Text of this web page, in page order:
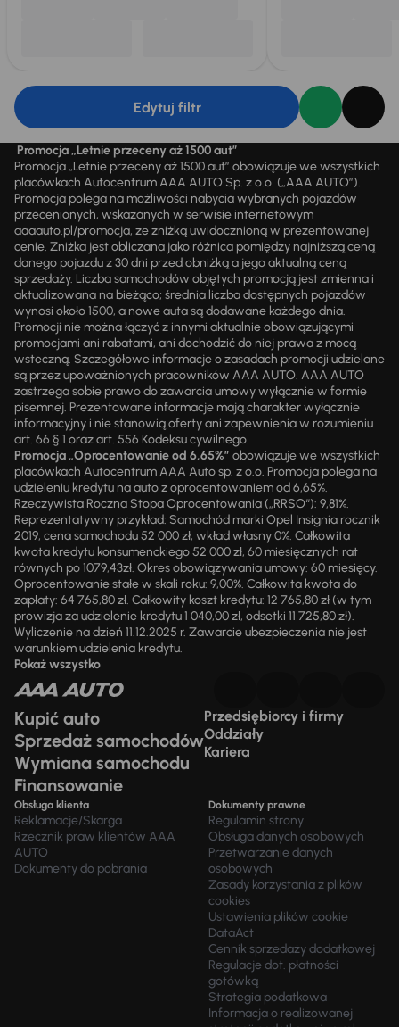
Edytuj filtr
Promocja „Letnie przeceny aż 1500 aut”
Promocja „Letnie przeceny aż 1500 aut” obowiązuje we wszystkich
placówkach Autocentrum AAA AUTO Sp. z o.o. („AAA AUTO”).
Promocja polega na możliwości nabycia wybranych pojazdów
przecenionych, wskazanych w serwisie internetowym
aaaauto.pl/promocja, ze zniżką uwidocznioną w prezentowanej
cenie. Zniżka jest obliczana jako różnica pomiędzy najniższą ceną
danego pojazdu z 30 dni przed obniżką a jego aktualną ceną
sprzedaży. Liczba samochodów objętych promocją jest zmienna i
aktualizowana na bieżąco; średnia liczba dostępnych pojazdów
wynosi około 1500, a nowe auta są dodawane każdego dnia.
Promocji nie można łączyć z innymi aktualnie obowiązującymi
promocjami ani rabatami, ani dochodzić do niej prawa z mocą
wsteczną. Szczegółowe informacje o zasadach promocji udzielane
są przez upoważnionych pracowników AAA AUTO. AAA AUTO
zastrzega sobie prawo do zawarcia umowy wyłącznie w formie
pisemnej. Prezentowane informacje mają charakter wyłącznie
informacyjny i nie stanowią oferty ani zapewnienia w rozumieniu
art. 66 § 1 oraz art. 556 Kodeksu cywilnego.
Promocja „Oprocentowanie od 6,65%” obowiązuje we wszystkich
placówkach Autocentrum AAA Auto sp. z o.o. Promocja polega na
udzieleniu kredytu na auto z oprocentowaniem od 6,65%.
Rzeczywista Roczna Stopa Oprocentowania („RRSO“): 9,81%.
Reprezentatywny przykład: Samochód marki Opel Insignia rocznik
2019, cena samochodu 52 000 zł, wkład własny 0%. Całkowita
kwota kredytu konsumenckiego 52 000 zł, 60 miesięcznych rat
równych po 1079,43zł. Okres obowiązywania umowy: 60 miesięcy.
Oprocentowanie stałe w skali roku: 9,00%. Całkowita kwota do
zapłaty: 64 765,80 zł. Całkowity koszt kredytu: 12 765,80 zł (w tym
prowizja za udzielenie kredytu 1 040,00 zł, odsetki 11 725,80 zł).
Wyliczenie na dzień 11.12.2025 r. Zawarcie ubezpieczenia nie jest
warunkiem udzielenia kredytu.
Pokaż wszystko
Kupić auto
Sprzedaż samochodów
Wymiana samochodu
Finansowanie
Przedsiębiorcy i firmy
Oddziały
Kariera
Obsługa klienta
Reklamacje/Skarga
Rzecznik praw klientów AAA
AUTO
Dokumenty do pobrania
Dokumenty prawne
Regulamin strony
Obsługa danych osobowych
Przetwarzanie danych
osobowych
Zasady korzystania z plików
cookies
Ustawienia plików cookie
DataAct
Cennik sprzedaży dodatkowej
Regulacje dot. płatności
gotówką
Strategia podatkowa
Informacja o realizowanej